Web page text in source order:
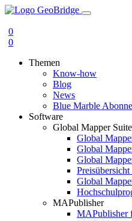
0
0
Themen
Know-how
Blog
News
Blue Marble
Software
Global Mapper Suite
Global
Global
Global
Global
MAPublisher
MAPublisher